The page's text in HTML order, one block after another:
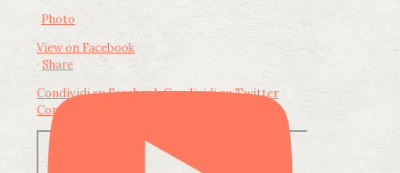
Photo
View on Facebook
· Share
Condividi su FacebookCondividi su Twitter
Condividi su LinkedIn